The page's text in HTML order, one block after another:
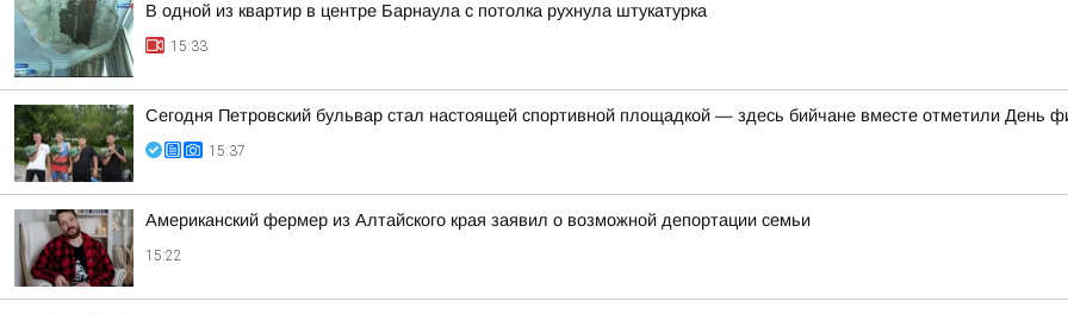
В одной из квартир в центре Барнаула с потолка рухнула штукатурка
15:33
Сегодня Петровский бульвар стал настоящей спортивной площадкой — здесь бийчане вместе отметили День
15:37
Американский фермер из Алтайского края заявил о возможной депортации семьи
15:22